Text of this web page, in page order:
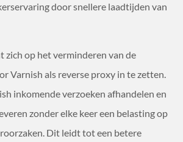
door snellere laadtijden van
op het verminderen van de
Varnish als reverse proxy in te zetten.
inkomende verzoeken afhandelen en
zonder elke keer een belasting op
Dit leidt tot een betere